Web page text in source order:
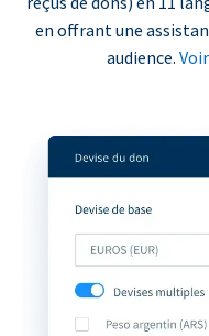
en offrant une
audience.